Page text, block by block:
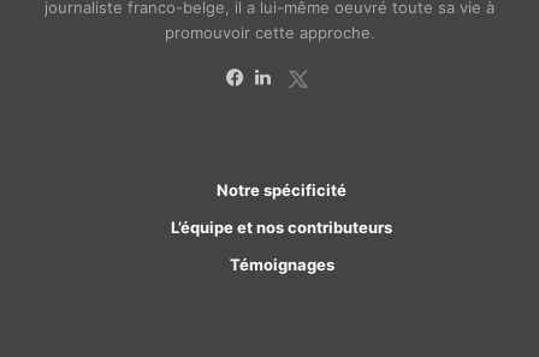
journaliste franco-belge, il a lui-même oeuvré toute sa vie à
promouvoir cette approche.
Notre spécificité
L’équipe et nos contributeurs
Témoignages